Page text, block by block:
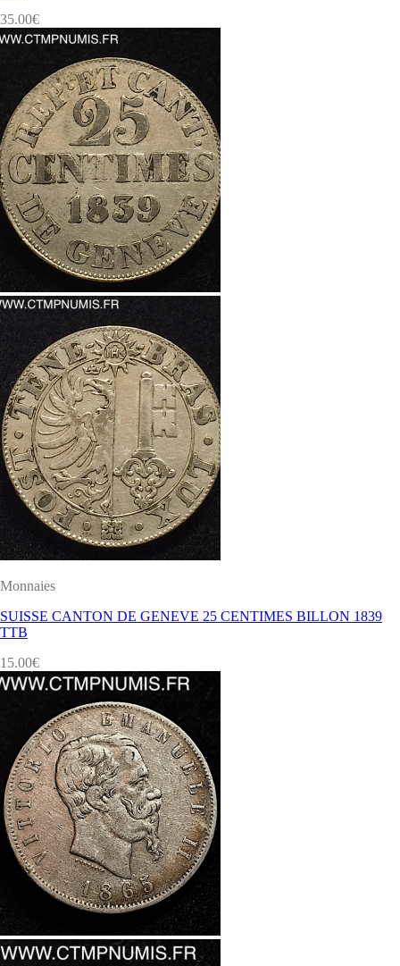
35.00€
Monnaies
SUISSE CANTON DE GENEVE 25 CENTIMES BILLON 1839
TTB
15.00€